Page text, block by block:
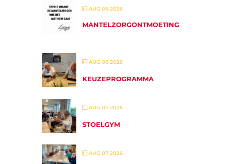
AUG 06 2026
MANTELZORGONTMOETING
AUG 06 2026
KEUZEPROGRAMMA
AUG 07 2026
STOELGYM
AUG 07 2026